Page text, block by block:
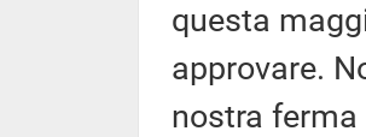
questa
approvare.
nostra